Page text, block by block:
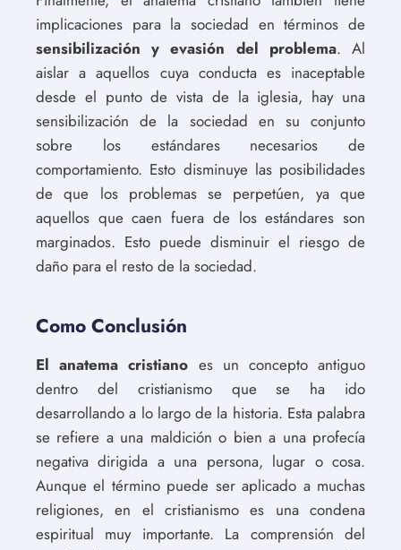
implicaciones para la sociedad en términos de
sensibilización y evasión del problema. Al
aislar a aquellos cuya conducta es inaceptable
desde el punto de vista de la iglesia, hay una
sensibilización de la sociedad en su conjunto
sobre los estándares necesarios de
comportamiento. Esto disminuye las posibilidades
de que los problemas se perpetúen, ya que
aquellos que caen fuera de los estándares son
marginados. Esto puede disminuir el riesgo de
daño para el resto de la sociedad.
Como Conclusión
El anatema cristiano es un concepto antiguo
dentro del cristianismo que se ha ido
desarrollando a lo largo de la historia. Esta palabra
se refiere a una maldición o bien a una profecía
negativa dirigida a una persona, lugar o cosa.
Aunque el término puede ser aplicado a muchas
religiones, en el cristianismo es una condena
espiritual muy importante. La comprensión del